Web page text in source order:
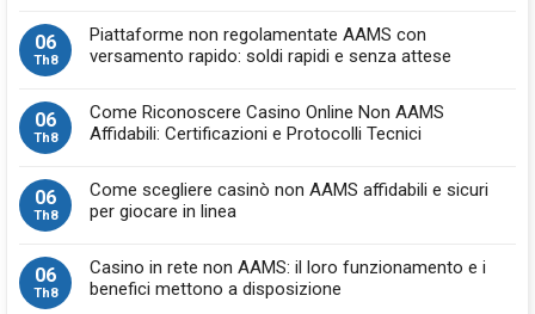
06
Th8
Piattaforme non regolamentate AAMS con
versamento rapido: soldi rapidi e senza attese
06
Th8
Come Riconoscere Casino Online Non AAMS
Affidabili: Certificazioni e Protocolli Tecnici
06
Th8
Come scegliere casinò non AAMS affidabili e sicuri
per giocare in linea
06
Th8
Casino in rete non AAMS: il loro funzionamento e i
benefici mettono a disposizione